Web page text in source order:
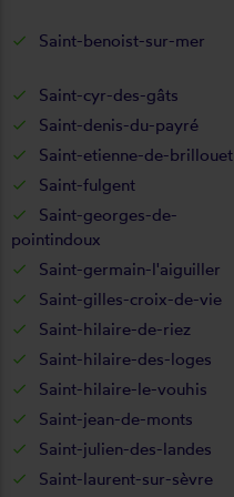
Saint-benoist-sur-mer
Saint-cyr-des-gâts
Saint-denis-du-payré
Saint-etienne-de-brillouet
Saint-fulgent
Saint-georges-de-
pointindoux
Saint-germain-l'aiguiller
Saint-gilles-croix-de-vie
Saint-hilaire-de-riez
Saint-hilaire-des-loges
Saint-hilaire-le-vouhis
Saint-jean-de-monts
Saint-julien-des-landes
Saint-laurent-sur-sèvre